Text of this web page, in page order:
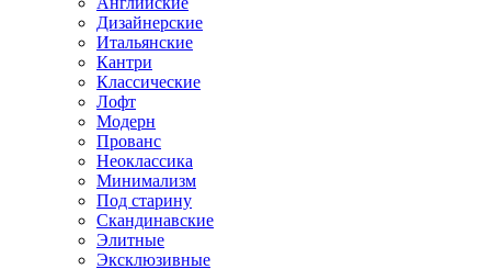
Дизайнерские
Итальянские
Кантри
Классические
Лофт
Модерн
Прованс
Неоклассика
Минимализм
Под старину
Скандинавские
Элитные
Эксклюзивные